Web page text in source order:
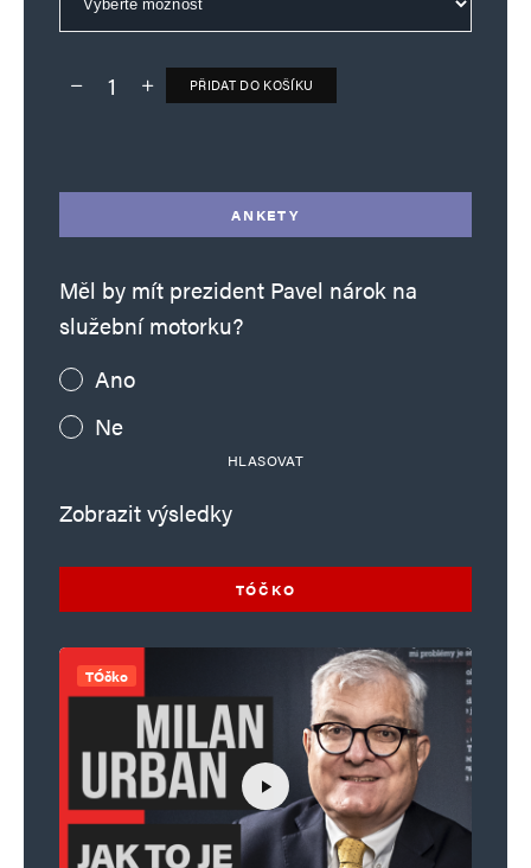
Deník TO – verze bez reklam množství
PŘIDAT DO KOŠÍKU
ANKETY
Měl by mít prezident Pavel nárok na
služební motorku?
Ano
Ne
HLASOVAT
Zobrazit výsledky
TÓČKO
TÓčko